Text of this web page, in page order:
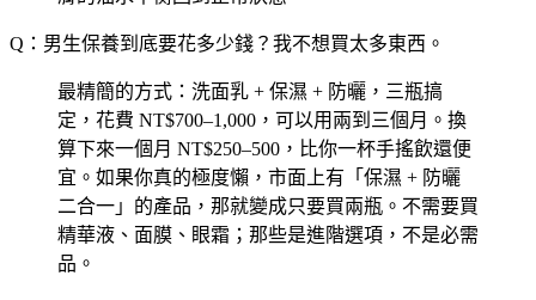
Q：男生保養到底要花多少錢？我不想買太多東西。
最精簡的方式：洗面乳 + 保濕 + 防曬，三瓶搞
定，花費 NT$700–1,000，可以用兩到三個月。換
算下來一個月 NT$250–500，比你一杯手搖飲還便
宜。如果你真的極度懶，市面上有「保濕 + 防曬
二合一」的產品，那就變成只要買兩瓶。不需要買
精華液、面膜、眼霜；那些是進階選項，不是必需
品。